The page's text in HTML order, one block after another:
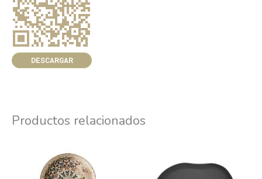
DESCARGAR
Productos relacionados